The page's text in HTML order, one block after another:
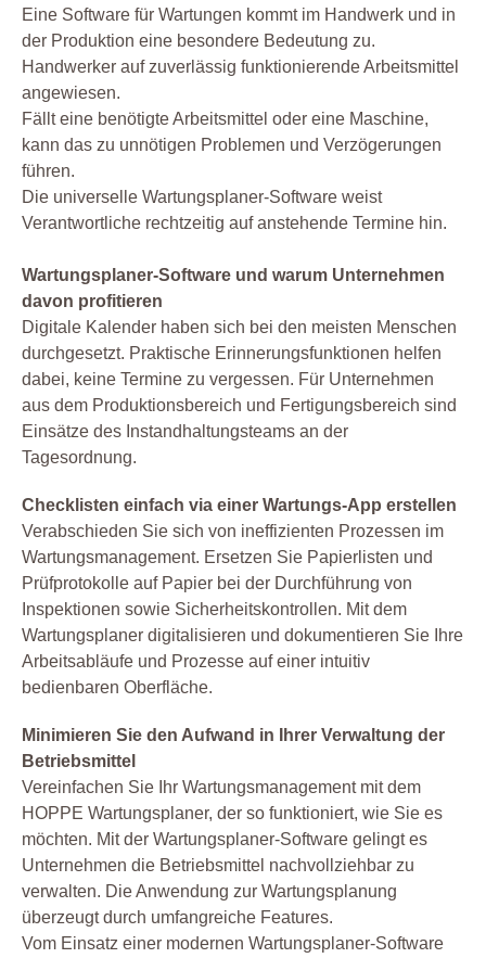
Eine Software für Wartungen kommt im Handwerk und in
der Produktion eine besondere Bedeutung zu.
Handwerker auf zuverlässig funktionierende Arbeitsmittel
angewiesen.
Fällt eine benötigte Arbeitsmittel oder eine Maschine,
kann das zu unnötigen Problemen und Verzögerungen
führen.
Die universelle Wartungsplaner-Software weist
Verantwortliche rechtzeitig auf anstehende Termine hin.
Wartungsplaner-Software und warum Unternehmen
davon profitieren
Digitale Kalender haben sich bei den meisten Menschen
durchgesetzt. Praktische Erinnerungsfunktionen helfen
dabei, keine Termine zu vergessen. Für Unternehmen
aus dem Produktionsbereich und Fertigungsbereich sind
Einsätze des Instandhaltungsteams an der
Tagesordnung.
Checklisten einfach via einer Wartungs-App erstellen
Verabschieden Sie sich von ineffizienten Prozessen im
Wartungsmanagement. Ersetzen Sie Papierlisten und
Prüfprotokolle auf Papier bei der Durchführung von
Inspektionen sowie Sicherheitskontrollen. Mit dem
Wartungsplaner digitalisieren und dokumentieren Sie Ihre
Arbeitsabläufe und Prozesse auf einer intuitiv
bedienbaren Oberfläche.
Minimieren Sie den Aufwand in Ihrer Verwaltung der
Betriebsmittel
Vereinfachen Sie Ihr Wartungsmanagement mit dem
HOPPE Wartungsplaner, der so funktioniert, wie Sie es
möchten. Mit der Wartungsplaner-Software gelingt es
Unternehmen die Betriebsmittel nachvollziehbar zu
verwalten. Die Anwendung zur Wartungsplanung
überzeugt durch umfangreiche Features.
Vom Einsatz einer modernen Wartungsplaner-Software